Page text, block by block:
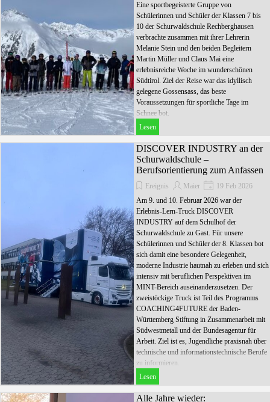
Eine sportbegeisterte Gruppe von
Schülerinnen und Schüler der Klassen 7 bis
10 der Schurwaldschule Rechberghausen
verbrachte zusammen mit ihrer Lehrerin
Melanie Stein und den beiden Begleitern
Martin Müller und Claus Mai eine
erlebnisreiche Woche im wunderschönen
Südtirol. Ziel der Reise war das idyllisch
gelegene Gossensass, das beste
Voraussetzungen für sportliche Tage im
Schnee bot.
Lesen
DISCOVER INDUSTRY an der
Schurwaldschule –
Berufsorientierung zum Anfassen
Ereignis Maier
19 Feb 2026
Am 9. und 10. Februar 2026 war der
Erlebnis-Lern-Truck DISCOVER
INDUSTRY auf dem Schulhof der
Schurwaldschule zu Gast. Für unsere
Schülerinnen und Schüler der 8. Klassen bot
sich damit eine besondere Gelegenheit,
moderne Industrie hautnah zu erleben und sich
intensiv mit beruflichen Perspektiven im
MINT-Bereich auseinanderzusetzen. Der
zweistöckige Truck ist Teil des Programms
COACHING4FUTURE der Baden-
Württemberg Stiftung in Zusammenarbeit mit
Südwestmetall und der Bundesagentur für
Arbeit. Ziel ist es, Jugendliche praxisnah über
technische und informationstechnische Berufe
zu informieren.
Lesen
Alle Jahre wieder: